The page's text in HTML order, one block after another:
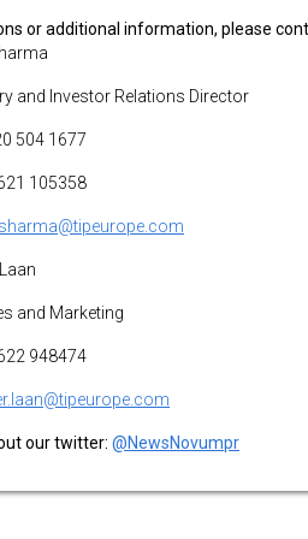
or additional information, please
and Investor Relations Director
504 1677
105358
and Marketing
948474
our twitter: @NewsNovumpr